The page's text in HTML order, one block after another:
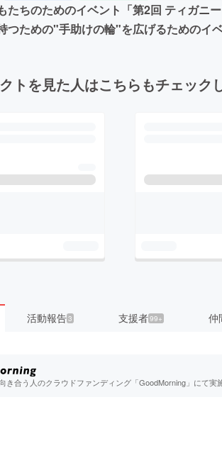
たちのためのイベント「第2回 ティガニ
つための"手助けの輪"を広げるためのイ
トを見た人はこちらもチェック
活動報告3 支援者99+ 仲
き合う人のクラウドファンディング「GoodMorning」にて実